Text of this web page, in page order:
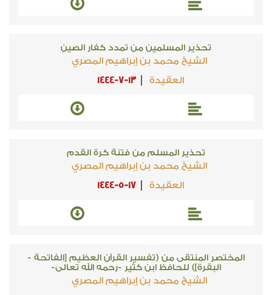
تحذير المسلمين من تمدد كفار الصين
الشيخ محمد بن إبراهيم المصري
العقيدة
1444-7-13
تحذير المسلم من فتنة كرة القدم
الشيخ محمد بن إبراهيم المصري
العقيدة
1444-5-17
المختصر المنتقى من (تفسير القرآن العظيم [الفاتحة -
البقرة]) للحافظ ابن كثير -رحمه الله تعالى-
الشيخ محمد بن إبراهيم المصري